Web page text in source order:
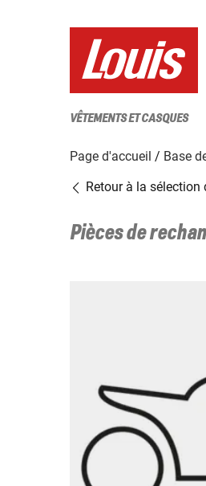
VÊTEMENTS ET CASQUES
Page d'accueil Base
Retour à la sélection
Pièces de